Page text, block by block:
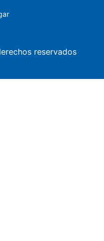
reservados